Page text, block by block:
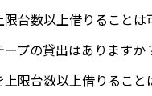
限台数以上借りることは
ープの貸出はありますか
上限台数以上借りること